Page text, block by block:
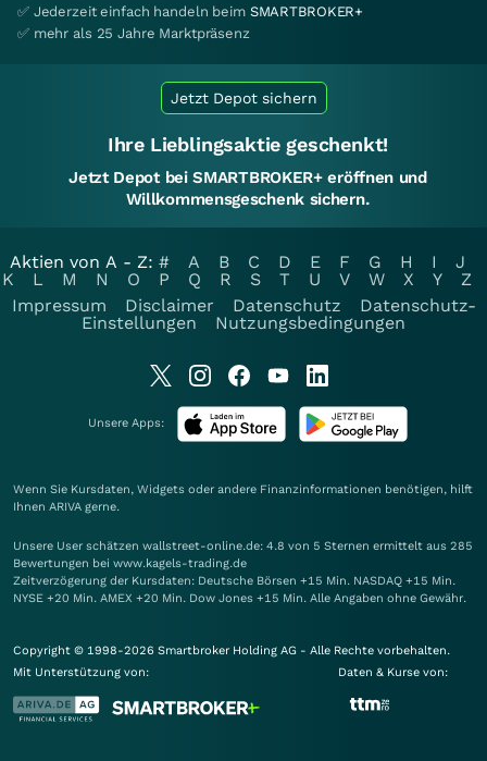
✅ Jederzeit einfach handeln beim SMARTBROKER+
✅ mehr als 25 Jahre Marktpräsenz
Jetzt Depot sichern
Ihre Lieblingsaktie geschenkt!
Jetzt Depot bei SMARTBROKER+ eröffnen und
Willkommensgeschenk sichern.
Aktien von A - Z: # A B C D E F G H I
J
K
L M N O P Q R S T U V W X Y
Z
Impressum
Disclaimer Datenschutz
Datenschutz-
Einstellungen
Nutzungsbedingungen
Unsere Apps:
Wenn Sie Kursdaten, Widgets oder andere Finanzinformationen benötigen, hilft
Ihnen ARIVA gerne.
Unsere User schätzen wallstreet-online.de: 4.8 von 5 Sternen ermittelt aus 285
Bewertungen bei www.kagels-trading.de
Zeitverzögerung der Kursdaten: Deutsche Börsen +15 Min. NASDAQ +15 Min.
NYSE +20 Min. AMEX +20 Min. Dow Jones +15 Min. Alle Angaben ohne Gewähr.
Copyright © 1998-2026 Smartbroker Holding AG - Alle Rechte vorbehalten.
Mit Unterstützung von:
Daten & Kurse von: